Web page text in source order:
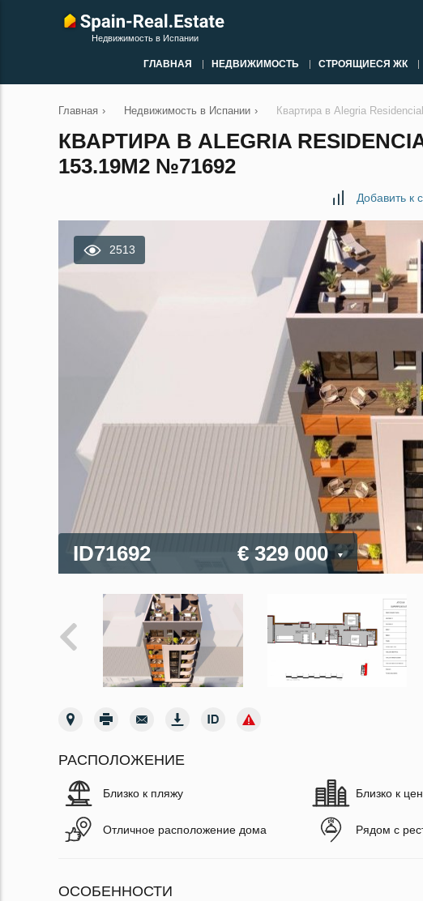
Недвижимость в Испании
ГЛАВНАЯ НЕДВИЖИМОСТЬ СТРОЯЩИЕСЯ ЖК
Главная › Недвижимость в Испании › Квартира в Alegria
КВАРТИРА В ALEGRIA
153.19М2 №71692
Добавить к
2513
ID71692 € 329 000
РАСПОЛОЖЕНИЕ
Близко к пляжу Близко к
Отличное расположение дома Рядом с
ОСОБЕННОСТИ